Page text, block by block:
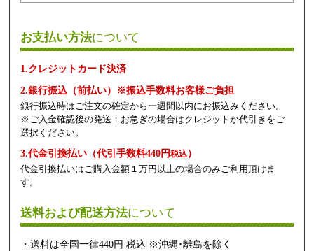
お支払い方法について
1.クレジットカード決済
2.銀行振込（前払い）※振込手数料お客様ご負担
銀行振込時はご注文の確定から一週間以内にお振込みください。
※ご入金確認後の発送：お急ぎの場合はクレジットか代引きをご
選択ください。
3.代金引換払い（代引手数料440円税込）
代金引換払いはご購入金額１万円以上の場合のみご利用頂けま
す。
送料および配送方法について
・送料は全国一律440円 税込 ※沖縄･離島を除く